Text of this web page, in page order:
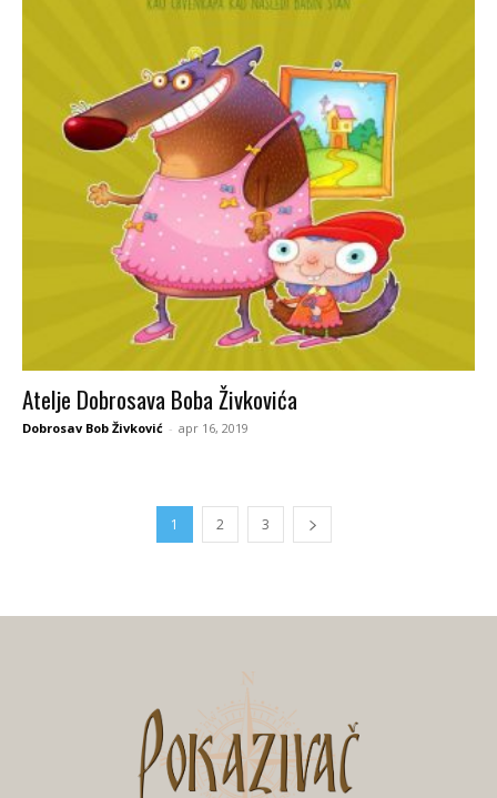
Atelje Dobrosava Boba Živkovića
Dobrosav Bob Živković - apr 16, 2019
1 2 3